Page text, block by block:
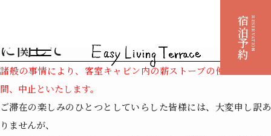
RESERVATION
宿泊予約
客室キャビン内の薪ストーブの使用
に関して
諸般の事情により、客室キャビン内の薪ストーブの使用を当面の
間、中止といたします。
ご滞在の楽しみのひとつとしていらした皆様には、大変申し訳あ
りませんが、